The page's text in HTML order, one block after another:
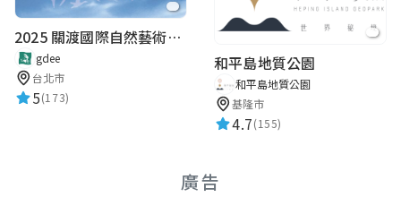
2025 關渡國際自然藝術季 Guandu International Nature Art Festival
gdee
台北市
5(173)
和平島地質公園
和平島地質公園
基隆市
4.7(155)
廣告